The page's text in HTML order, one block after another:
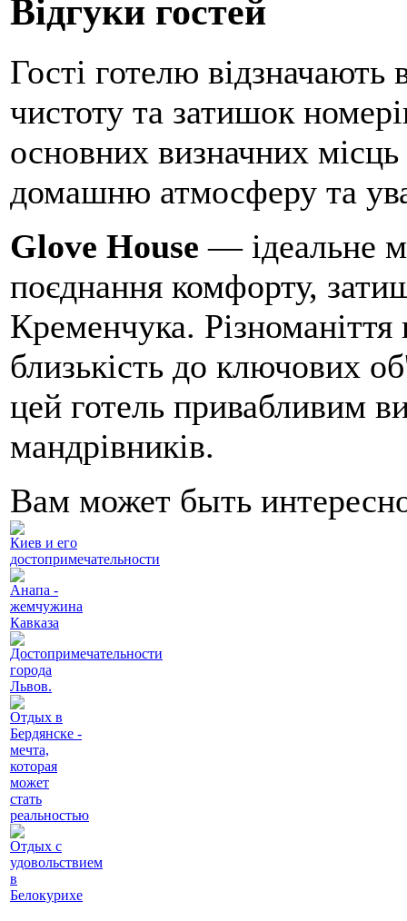
Відгуки гостей
Гості готелю відзначають
чистоту та затишок
основних визначних місць
домашню атмосферу та
Glove House — ідеальне
поєднання комфорту,
Кременчука. Різноманіття
близькість до ключових
цей готель привабливим
мандрівників.
Вам может быть
Киев и его
достопримечательности
Анапа -
жемчужина
Кавказа
Достопримечательности
города
Львов.
Отдых в
Бердянске -
мечта,
которая
может
стать
реальностью
Отдых с
удовольствием
в
Белокурихе